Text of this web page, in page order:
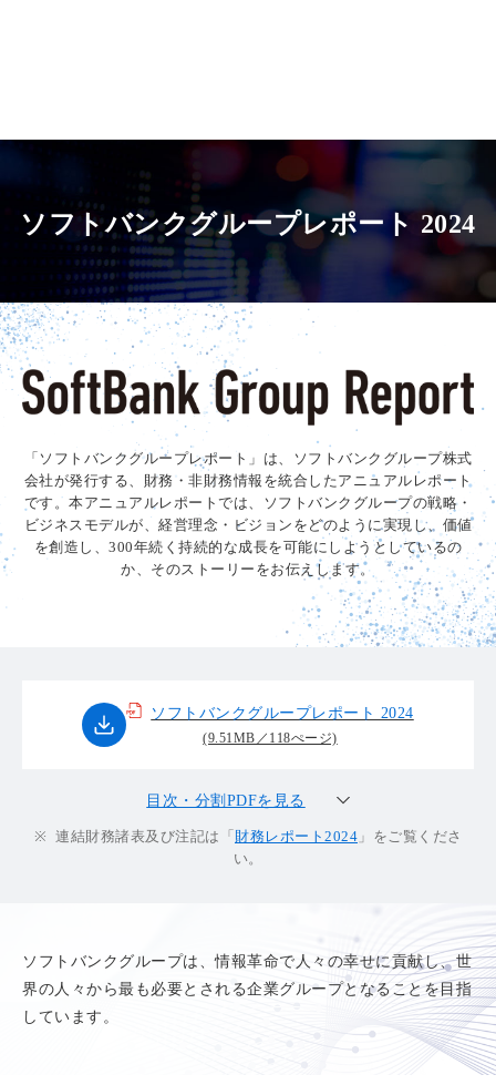
く
ソフトバンクグループレポート 2024
「ソフトバンクグループレポート」は、ソフトバンクグループ株式
会社が発行する、財務・非財務情報を統合したアニュアルレポート
です。本アニュアルレポートでは、ソフトバンクグループの戦略・
ビジネスモデルが、経営理念・ビジョンをどのように実現し、価値
を創造し、300年続く持続的な成長を可能にしようとしているの
か、そのストーリーをお伝えします。
ソフトバンクグループレポート 2024
(9.51MB／118ぺージ)
目次・分割PDFを見る
※ 連結財務諸表及び注記は「財務レポート2024 」をご覧くださ
い。
ソフトバンクグループは、情報革命で人々の幸せに貢献し、世
界の人々から最も必要とされる企業グループとなることを目指
しています。